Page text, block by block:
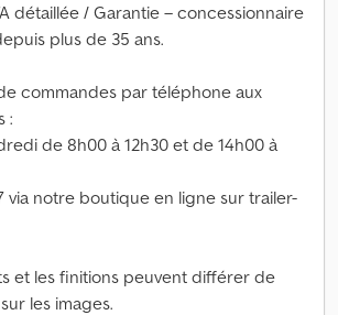
détaillée / Garantie – concessionnaire
plus de 35 ans.
commandes par téléphone aux
:
de 8h00 à 12h30 et de 14h00 à
via notre boutique en ligne sur trailer-
et les finitions peuvent différer de
les images.